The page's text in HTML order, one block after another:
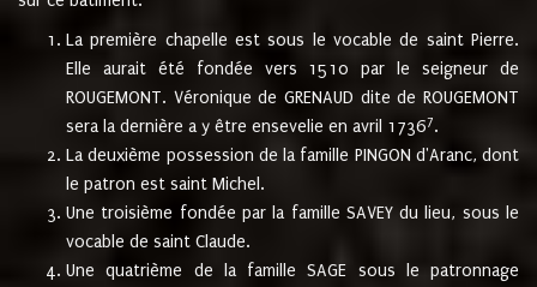
La première chapelle est sous le vocable de saint Pierre.
Elle aurait été fondée vers 1510 par le seigneur de
ROUGEMONT. Véronique de GRENAUD dite de ROUGEMONT
sera la dernière a y être ensevelie en avril 17367.
La deuxième possession de la famille PINGON d'Aranc, dont
le patron est saint Michel.
Une troisième fondée par la famille SAVEY du lieu, sous le
vocable de saint Claude.
Une quatrième de la famille SAGE sous le patronnage